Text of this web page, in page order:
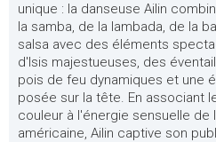
unique : la danseuse Ailin
la samba, de la lambada, de la
salsa avec des éléments
d'Isis majestueuses, des
pois de feu dynamiques et une
posée sur la tête. En associant
couleur à l'énergie sensuelle de
américaine, Ailin captive son